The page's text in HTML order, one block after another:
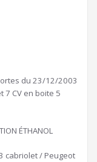
du 23/12/2003
7 CV en boite 5
ÉTHANOL
cabriolet / Peugeot